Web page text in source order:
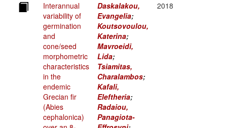
Interannual
variability of
germination
and
cone/seed
morphometric
characteristics
in the
endemic
Grecian fir
(Abies
cephalonica)
Daskalakou,
Evangelia;
Koutsovoulou,
Katerina;
Mavroeidi,
Lida;
Tsiamitas,
Charalambos;
Kafali,
Eleftheria;
Radaiou,
Panagiota-
2018